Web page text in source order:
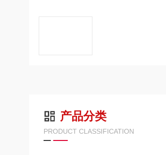
产品分类
PRODUCT CLASSIFICATION